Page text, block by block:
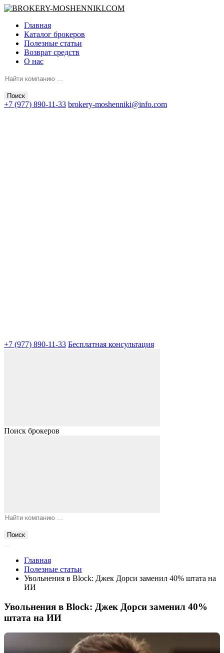
Главная
Каталог брокеров
Полезные статьи
Возврат средств
О нас
Поиск
+7 (977) 890-11-33 brokery-moshenniki@info.com
+7 (977) 890-11-33 Бесплатная консультация
Поиск брокеров
Поиск
Главная
Полезные статьи
Увольнения в Block: Джек Дорси заменил 40% штата на
ИИ
Увольнения в Block: Джек Дорси заменил 40%
штата на ИИ